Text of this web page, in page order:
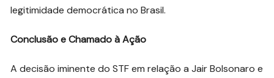
legitimidade democrática no Brasil.
Conclusão e Chamado à Ação
A decisão iminente do STF em relação a Jair Bolsonaro e